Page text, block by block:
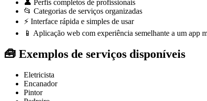
👤 Perfis completos de profissionais
📂 Categorias de serviços organizadas
⚡ Interface rápida e simples de usar
📱 Aplicação web com experiência semelhante a um app
🧰 Exemplos de serviços disponíveis
Eletricista
Encanador
Pintor